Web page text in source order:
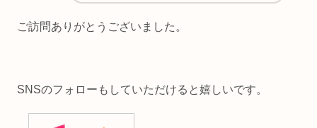
ご訪問ありがとうございました。
SNSのフォローもしていただけると嬉しいです。